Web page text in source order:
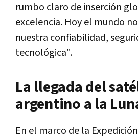
rumbo claro de inserción
excelencia. Hoy el mundo
nuestra confiabilidad,
tecnológica".
La llegada del
argentino a la
En el marco de la